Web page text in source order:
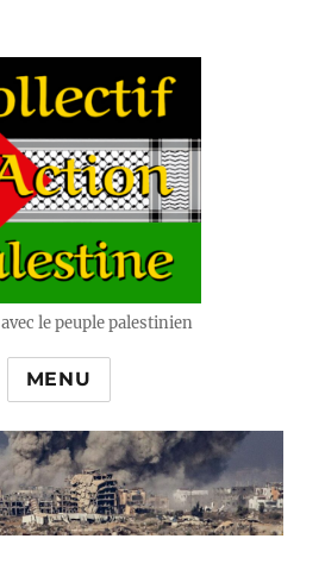
le peuple palestinien
MENU